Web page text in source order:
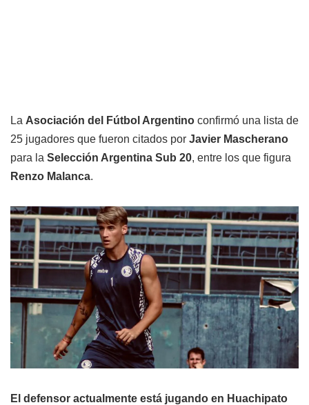
La Asociación del Fútbol Argentino confirmó una lista de
25 jugadores que fueron citados por Javier Mascherano
para la Selección Argentina Sub 20, entre los que figura
Renzo Malanca.
El defensor actualmente está jugando en Huachipato